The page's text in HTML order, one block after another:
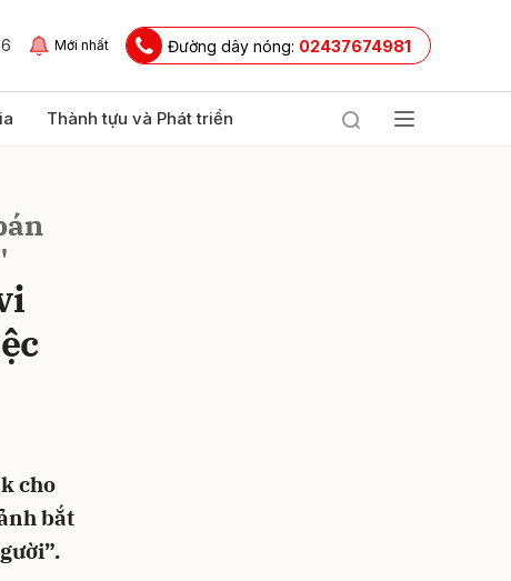
Mới nhất Đường dây nóng: 02437674981
Thành tựu và Phát triển
cho
bắt
Gửi